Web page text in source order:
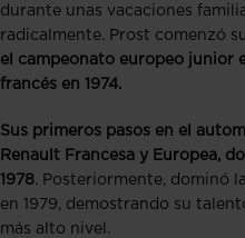
durante unas vacaciones
radicalmente. Prost comenzó
el campeonato europeo junior
francés en 1974.
Sus primeros pasos en el
Renault Francesa y Europea,
1978. Posteriormente, dominó
en 1979, demostrando su
más alto nivel.